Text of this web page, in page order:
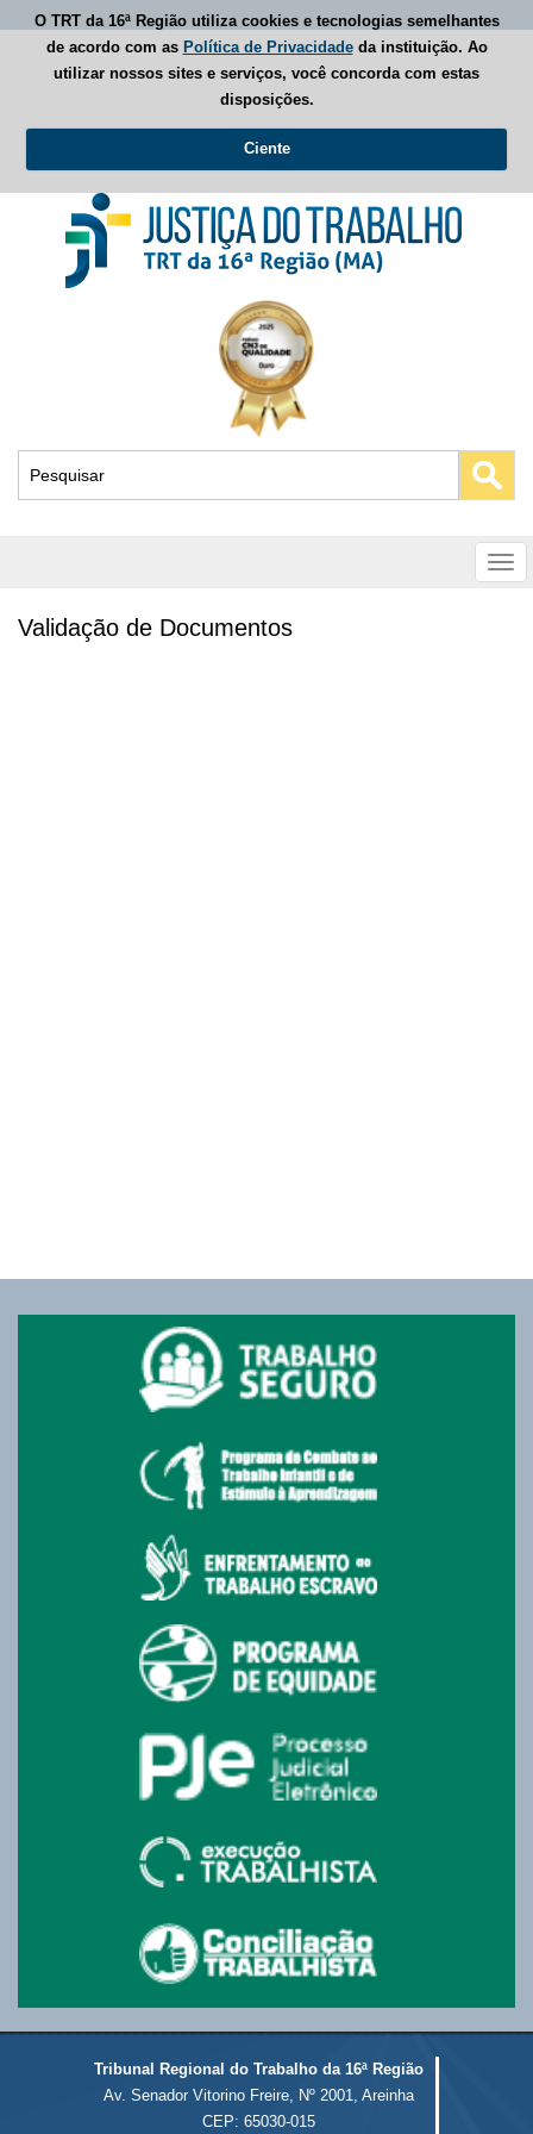
O TRT da 16ª Região utiliza cookies e tecnologias semelhantes
de acordo com as Política de Privacidadeda instituição. Ao
utilizar nossos sites e serviços, você concorda com estas
disposições.
Ciente
Validação de Documentos
Tribunal Regional do Trabalho da 16ª Região
Av. Senador Vitorino Freire, Nº 2001, Areinha
CEP: 65030-015